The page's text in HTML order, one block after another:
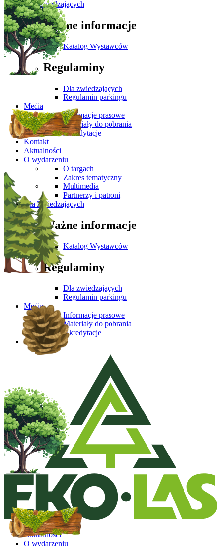
Dla Zwiedzających
Ważne informacje
Katalog Wystawców
Regulaminy
Dla zwiedzających
Regulamin parkingu
Media
Informacje prasowe
Materiały do pobrania
Akredytacje
Kontakt
Aktualności
O wydarzeniu
O targach
Zakres tematyczny
Multimedia
Partnerzy i patroni
Dla Zwiedzających
Ważne informacje
Katalog Wystawców
Regulaminy
Dla zwiedzających
Regulamin parkingu
Media
Informacje prasowe
Materiały do pobrania
Akredytacje
Kontakt
Aktualności
O wydarzeniu